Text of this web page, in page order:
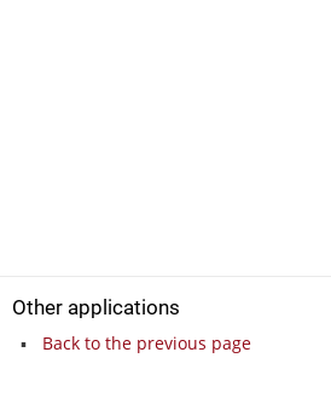
Other applications
Back to the previous page